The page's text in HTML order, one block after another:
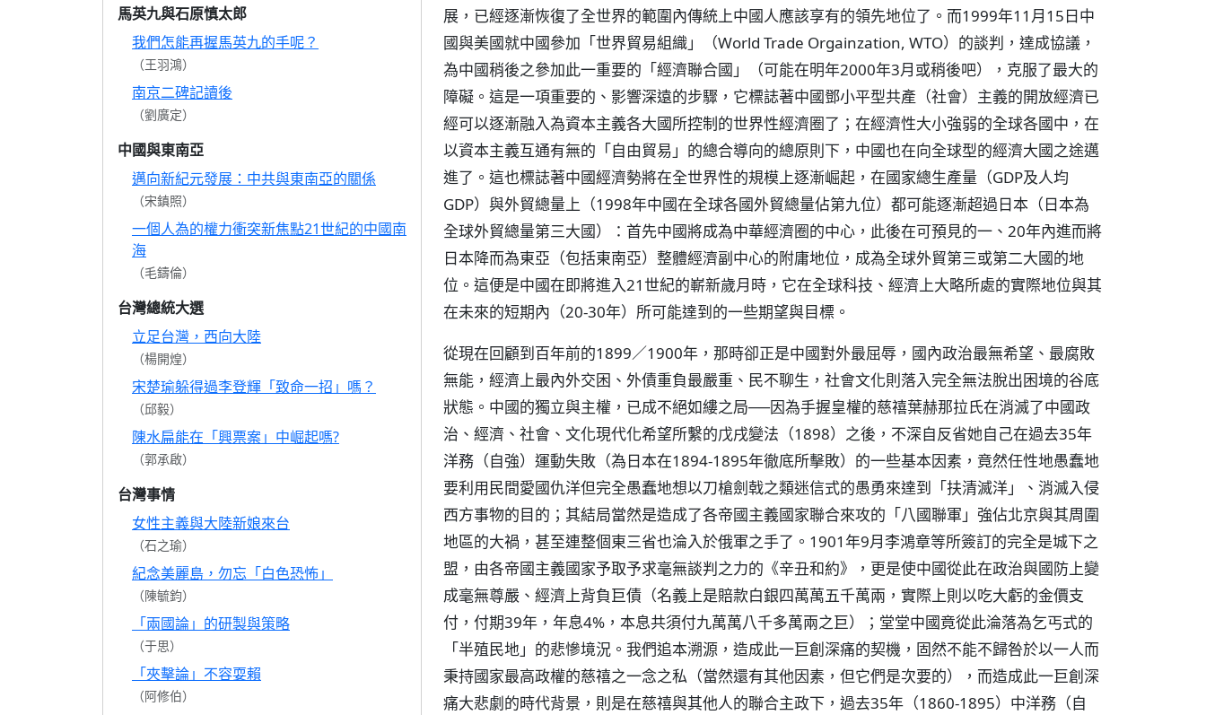
馬英九與石原慎太郎
我們怎能再握馬英九的手呢？
（王羽鴻）
南京二碑記讀後
（劉廣定）
中國與東南亞
邁向新紀元發展：中共與東南亞的關係
（宋鎮照）
一個人為的權力衝突新焦點21世紀的中國南
海
（毛鑄倫）
台灣總統大選
立足台灣，西向大陸
（楊開煌）
宋楚瑜躲得過李登輝「致命一招」嗎？
（邱毅）
陳水扁能在「興票案」中崛起嗎?
（郭承啟）
台灣事情
女性主義與大陸新娘來台
（石之瑜）
紀念美麗島，勿忘「白色恐怖」
（陳毓鈞）
「兩國論」的研製與策略
（于思）
「夾擊論」不容耍賴
（阿修伯）
展，已經逐漸恢復了全世界的範圍內傳統上中國人應該享有的領先地位了。而1999年11月15日中
國與美國就中國參加「世界貿易組織」（World Trade Orgainzation, WTO）的談判，達成協議，
為中國稍後之參加此一重要的「經濟聯合國」（可能在明年2000年3月或稍後吧），克服了最大的
障礙。這是一項重要的、影響深遠的步驟，它標誌著中國鄧小平型共產（社會）主義的開放經濟已
經可以逐漸融入為資本主義各大國所控制的世界性經濟圈了；在經濟性大小強弱的全球各國中，在
以資本主義互通有無的「自由貿易」的總合導向的總原則下，中國也在向全球型的經濟大國之途邁
進了。這也標誌著中國經濟勢將在全世界性的規模上逐漸崛起，在國家總生產量（GDP及人均
GDP）與外貿總量上（1998年中國在全球各國外貿總量佔第九位）都可能逐漸超過日本（日本為
全球外貿總量第三大國）：首先中國將成為中華經濟圈的中心，此後在可預見的一、20年內進而將
日本降而為東亞（包括東南亞）整體經濟副中心的附庸地位，成為全球外貿第三或第二大國的地
位。這便是中國在即將進入21世紀的嶄新歲月時，它在全球科技、經濟上大略所處的實際地位與其
在未來的短期內（20-30年）所可能達到的一些期望與目標。
從現在回顧到百年前的1899／1900年，那時卻正是中國對外最屈辱，國內政治最無希望、最腐敗
無能，經濟上最內外交困、外債重負最嚴重、民不聊生，社會文化則落入完全無法脫出困境的谷底
狀態。中國的獨立與主權，已成不絕如縷之局──因為手握皇權的慈禧葉赫那拉氏在消滅了中國政
治、經濟、社會、文化現代化希望所繫的戊戌變法（1898）之後，不深自反省她自己在過去35年
洋務（自強）運動失敗（為日本在1894-1895年徹底所擊敗）的一些基本因素，竟然任性地愚蠢地
要利用民間愛國仇洋但完全愚蠢地想以刀槍劍戟之類迷信式的愚勇來達到「扶清滅洋」、消滅入侵
西方事物的目的；其結局當然是造成了各帝國主義國家聯合來攻的「八國聯軍」強佔北京與其周圍
地區的大禍，甚至連整個東三省也淪入於俄軍之手了。1901年9月李鴻章等所簽訂的完全是城下之
盟，由各帝國主義國家予取予求毫無談判之力的《辛丑和約》，更是使中國從此在政治與國防上變
成毫無尊嚴、經濟上背負巨債（名義上是賠款白銀四萬萬五千萬兩，實際上則以吃大虧的金價支
付，付期39年，年息4%，本息共須付九萬萬八千多萬兩之巨）；堂堂中國竟從此淪落為乞丐式的
「半殖民地」的悲慘境況。我們追本溯源，造成此一巨創深痛的契機，固然不能不歸咎於以一人而
秉持國家最高政權的慈禧之一念之私（當然還有其他因素，但它們是次要的），而造成此一巨創深
痛大悲劇的時代背景，則是在慈禧與其他人的聯合主政下，過去35年（1860-1895）中洋務（自